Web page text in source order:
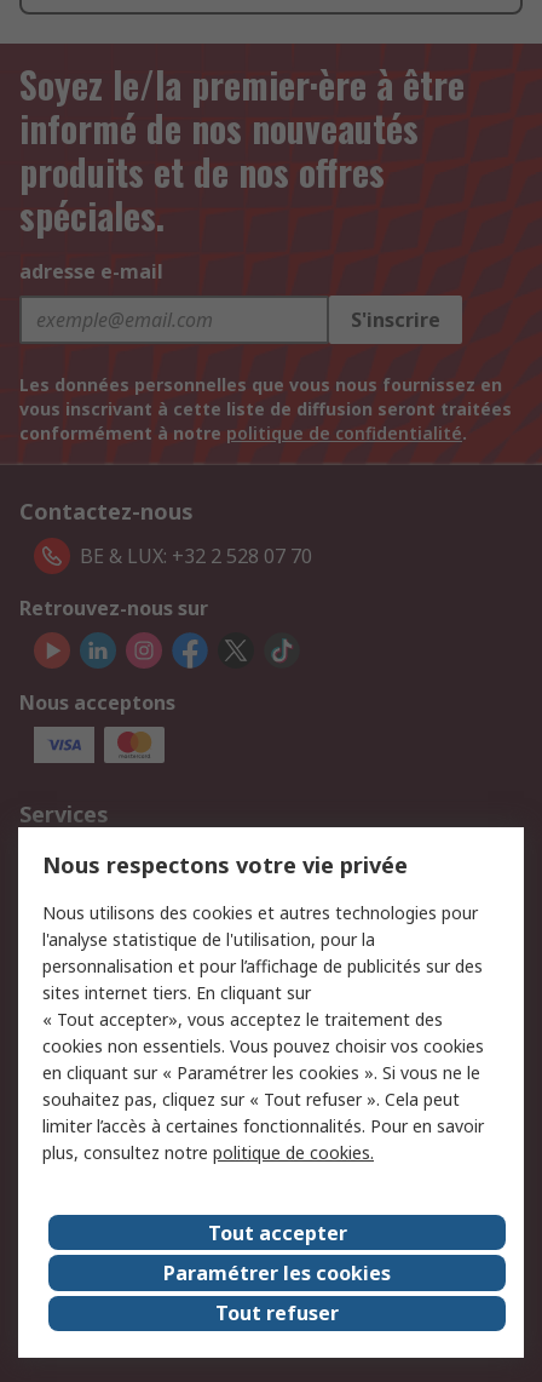
Soyez le/la premier·ère à être
informé de nos nouveautés
produits et de nos offres
spéciales.
adresse e-mail
S'inscrire
Les données personnelles que vous nous fournissez en
vous inscrivant à cette liste de diffusion seront traitées
conformément à notre politique de confidentialité.
Contactez-nous
BE & LUX: +32 2 528 07 70
Retrouvez-nous sur
Nous acceptons
Services
750.000 produits
2.500 marques
Retours
Support technique
Track & trace
Legal
Politique de cookies
Sécurité des e-mails
Politique de protection
des données - Mise à
jour
Conditions générales
de vente
A propos de RS
Le groupe RS Group
A propos de RS
RS dans le monde
Travaillez chez RS
ESG
Nous respectons votre vie privée
Nous utilisons des cookies et autres technologies pour
l'analyse statistique de l'utilisation, pour la
personnalisation et pour l’affichage de publicités sur des
sites internet tiers. En cliquant sur
« Tout accepter», vous acceptez le traitement des
cookies non essentiels. Vous pouvez choisir vos cookies
en cliquant sur « Paramétrer les cookies ». Si vous ne le
souhaitez pas, cliquez sur « Tout refuser ». Cela peut
limiter l’accès à certaines fonctionnalités. Pour en savoir
plus, consultez notre politique de cookies.
Tout accepter
Paramétrer les cookies
Tout refuser